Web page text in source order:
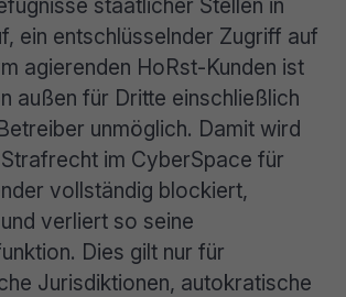
ein entschlüsselnder Zugriff auf
agierenden HoRst-Kunden ist
außen für Dritte einschließlich
unmöglich. Damit wird
im CyberSpace für
vollständig blockiert,
verliert so seine
Dies gilt nur für
Jurisdiktionen, autokratische